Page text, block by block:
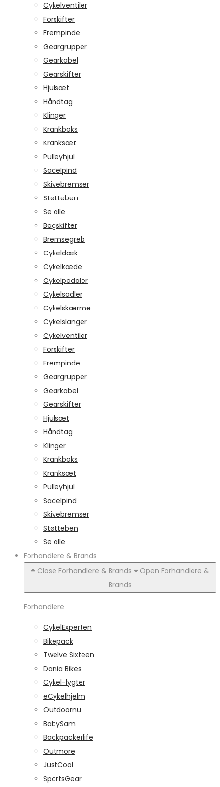
Cykelventiler
Forskifter
Frempinde
Geargrupper
Gearkabel
Gearskifter
Hjulsæt
Håndtag
Klinger
Krankboks
Kranksæt
Pulleyhjul
Sadelpind
Skivebremser
Støtteben
Se alle
Bagskifter
Bremsegreb
Cykeldæk
Cykelkæde
Cykelpedaler
Cykelsadler
Cykelskærme
Cykelslanger
Cykelventiler
Forskifter
Frempinde
Geargrupper
Gearkabel
Gearskifter
Hjulsæt
Håndtag
Klinger
Krankboks
Kranksæt
Pulleyhjul
Sadelpind
Skivebremser
Støtteben
Se alle
Forhandlere & Brands
Close Forhandlere & Brands
Open Forhandlere &
Brands
Forhandlere
CykelExperten
Bikepack
Twelve Sixteen
Dania Bikes
Cykel-lygter
eCykelhjelm
Outdoornu
BabySam
Backpackerlife
Outmore
JustCool
SportsGear